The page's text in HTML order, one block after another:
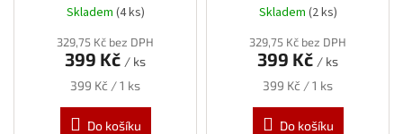
1kg | Refill
Skladem (4 ks)
329,75 Kč bez DPH
399 Kč / ks
Měrná
399 Kč / 1 ks
Do košíku
1kg | Refill
Skladem (2 ks)
329,75 Kč bez DPH
399 Kč / ks
Měrná
399 Kč / 1 ks
Do košíku